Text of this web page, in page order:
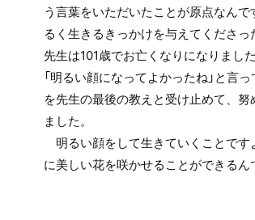
う言葉をいただいたことが原点なん
るく生きるきっかけを与えてくださっ
先生は101歳でお亡くなりになりまし
「明るい顔になってよかったね」と言
を先生の最後の教えと受け止めて、
ました。
明るい顔をして生きていくことで
に美しい花を咲かせることができるん